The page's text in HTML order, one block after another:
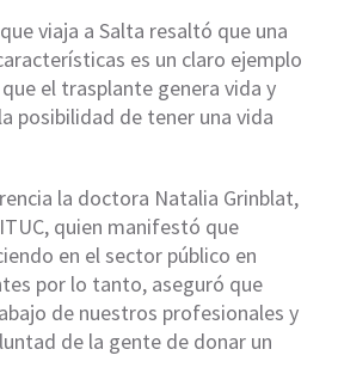
viaja a Salta resaltó que una
es un claro ejemplo
el trasplante genera vida y
posibilidad de tener una vida
la doctora Natalia Grinblat,
quien manifestó que
en el sector público en
por lo tanto, aseguró que
de nuestros profesionales y
de la gente de donar un